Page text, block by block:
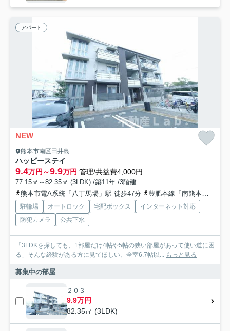
アパート
NEW
熊本市南区田井島
ハッピーステイ
9.4万円～9.9万円 管理/共益費4,000円
77.15㎡～82.35㎡ (3LDK) /築11年 /3階建
熊本市電A系統「八丁馬場」駅 徒歩47分
豊肥本線「南熊本」駅 徒歩43分
駐輪場 オートロック 宅配ボックス
インターネット対応
防犯カメラ
公共下水
「3LDKを探しても、1部屋だけ4帖や5帖の狭い部屋があって使い道に困
る」そんな経験がある方に見てほしい、全室6.7帖以... もっと見る
募集中の部屋
２０３
9.9万円
82.35㎡ (3LDK)